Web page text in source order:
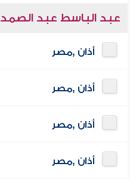
عبد الباسط عبد الصمد
أذان ,مصر
أذان ,مصر
أذان ,مصر
أذان ,مصر